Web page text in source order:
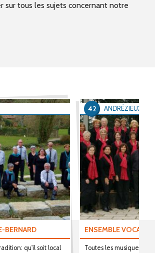
sur tous les sujets concernant notre
BERNARD
qu'il soit local
ENSEMBLE VOCAL
Toutes les musiques a
ANDRÉZIEUX-
42